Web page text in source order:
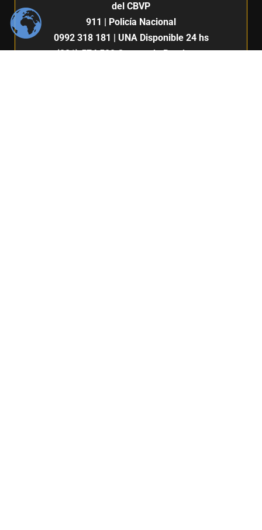
del CBVP
911 | Policía Nacional
0992 318 181 | UNA Disponible 24 hs
(021) 574 500Cuerpo de Bomberos